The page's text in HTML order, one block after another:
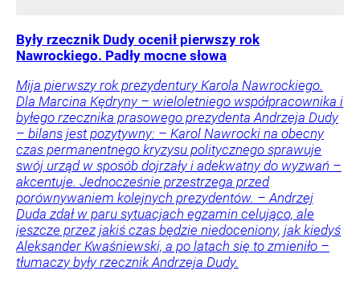
Były rzecznik Dudy ocenił pierwszy rok
Nawrockiego. Padły mocne słowa
Mija pierwszy rok prezydentury Karola Nawrockiego.
Dla Marcina Kędryny – wieloletniego współpracownika i
byłego rzecznika prasowego prezydenta Andrzeja Dudy
– bilans jest pozytywny: – Karol Nawrocki na obecny
czas permanentnego kryzysu politycznego sprawuje
swój urząd w sposób dojrzały i adekwatny do wyzwań –
akcentuje. Jednocześnie przestrzega przed
porównywaniem kolejnych prezydentów. – Andrzej
Duda zdał w paru sytuacjach egzamin celująco, ale
jeszcze przez jakiś czas będzie niedoceniony, jak kiedyś
Aleksander Kwaśniewski, a po latach się to zmieniło –
tłumaczy były rzecznik Andrzeja Dudy.